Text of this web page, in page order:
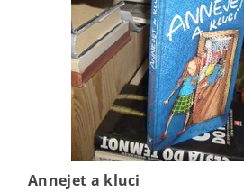
Annejet a kluci